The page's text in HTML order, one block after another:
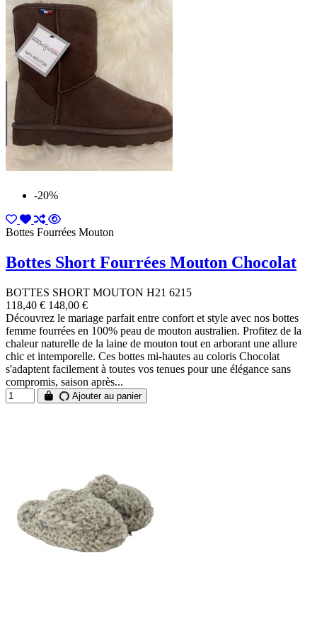
-20%
Bottes Fourrées Mouton
Bottes Short Fourrées Mouton Chocolat
BOTTES SHORT MOUTON H21 6215
118,40 € 148,00 €
Découvrez le mariage parfait entre confort et style avec nos bottes
femme fourrées en 100% peau de mouton australien. Profitez de la
chaleur naturelle de la laine de mouton tout en arborant une allure
chic et intemporelle. Ces bottes mi-hautes au coloris Chocolat
s'adaptent facilement à toutes vos tenues pour une élégance sans
compromis, saison après...
Ajouter au panier